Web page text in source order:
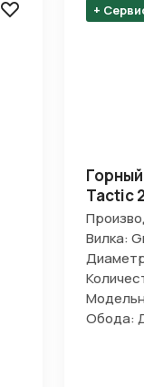
+
Tactic
Вилка:
Обода: